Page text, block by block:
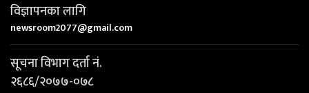
विज्ञापनका लागि
newsroom2077@gmail.com
सूचना विभाग दर्ता नं.
२६८६/२०७७-०७८